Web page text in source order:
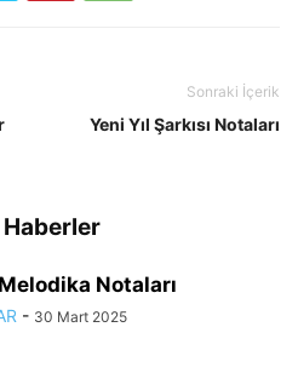
Sonraki İçerik
Yeni Yıl Şarkısı Notaları
Notaları
- 30 Mart 2025